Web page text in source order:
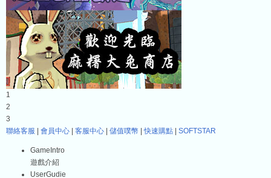
1
2
3
聯絡客服
會員中心 客服中心 儲值噗幣 |快速購點 SOFTSTAR
GameIntro
遊戲介紹
UserGudie